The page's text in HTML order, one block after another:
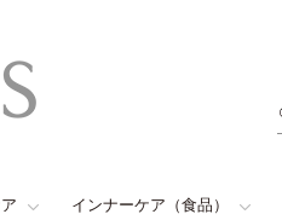
インナーケア（食品）